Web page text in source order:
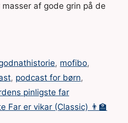
af gode grin på de
, mofibo,
, podcast for børn,
pinligste far
Far er vikar (Classic) 👨‍🏫